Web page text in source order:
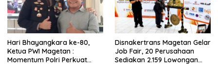
Hari Bhayangkara ke-80,
Ketua PWI Magetan :
Momentum Polri Perkuat
Disnakertrans Magetan Gelar
Job Fair, 20 Perusahaan
Sediakan 2.159 Lowongan